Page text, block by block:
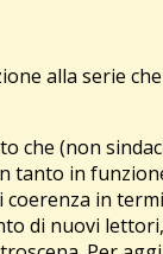
alla serie
che (non
in
in
di nuovi